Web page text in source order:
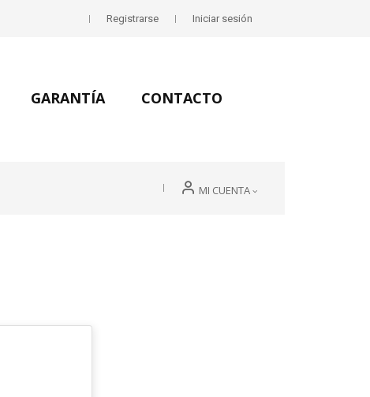
Registrarse Iniciar sesión
GARANTÍA CONTACTO
MI CUENTA